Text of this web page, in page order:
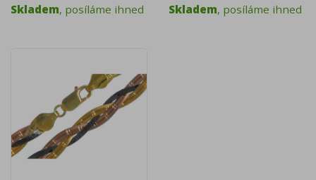
Skladem, posíláme ihned
Skladem, posíláme ihned